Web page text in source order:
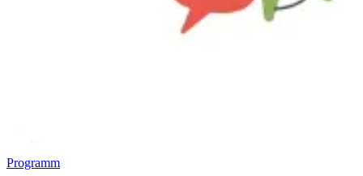
Programm